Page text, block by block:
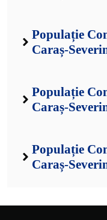
Populație
Caraș-
Populație
Caraș-
Populație
Caraș-